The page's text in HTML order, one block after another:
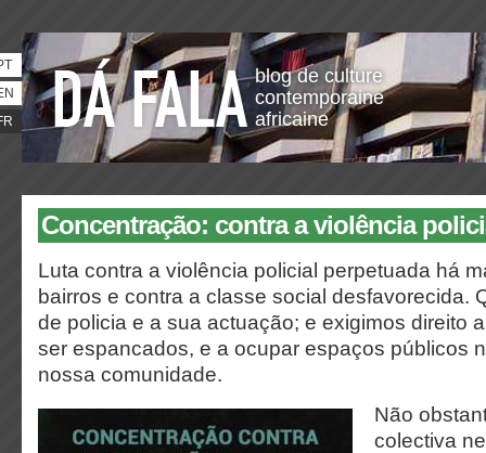
blog de culture
contemporaine
africaine
Concentração: contra a violência
Luta contra a violência policial perpetuada há
bairros e contra a classe social desfavorecida.
de policia e a sua actuação; e exigimos direito
ser espancados, e a ocupar espaços públicos
nossa comunidade.
Não
colectiva